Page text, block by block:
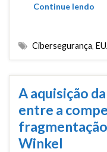
Continue lendo
Cibersegurança,
A aquisição
entre a
Winkel